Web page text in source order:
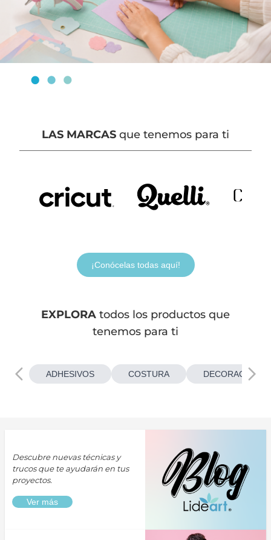
LAS MARCAS que tenemos para ti
¡Conócelas todas aquí!
EXPLORA todos los productos que
tenemos para ti
ADHESIVOS COSTURA
Descubre nuevas técnicas y
trucos que te ayudarán en tus
proyectos.
Ver más